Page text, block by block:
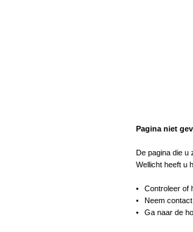
Pagina niet
De pagina die u
Wellicht heeft u
•
Controleer of
•
Neem
•
Ga naar de